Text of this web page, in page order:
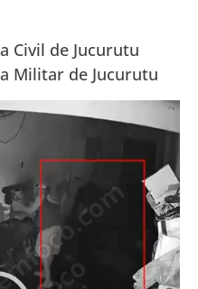
Civil de Jucurutu
Militar de Jucurutu